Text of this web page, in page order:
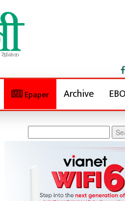
Epaper Archive
for: